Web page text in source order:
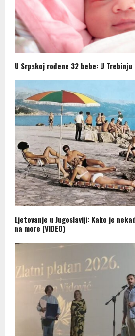
U Srpskoj rođene 32 bebe: U Trebinju
Ljetovanje u Jugoslaviji: Kako je
na more (VIDEO)